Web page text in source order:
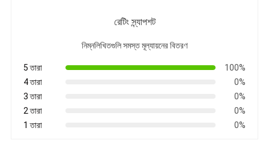
ভিজ্যুয়ালাইজার ডকুমেন্ট ক্যামেরা
প্রজেক্টর
টাওয়ার স্ক্রিন কিওস্কে
ডিজিটাল সাইনেজ
রেটিং স্ন্যাপশট
নিম্নলিখিতগুলি সমস্ত মূল্যায়নের বিতরণ
5 তারা
100%
4 তারা
0%
3 তারা
0%
2 তারা
0%
1 তারা
0%